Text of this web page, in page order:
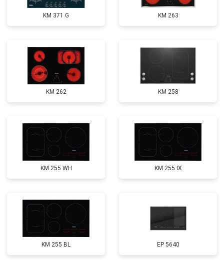
KM 371 G KM 263
KM 262 KM 258
KM 255 WH KM 255 IX
KM 255 BL EP 5640